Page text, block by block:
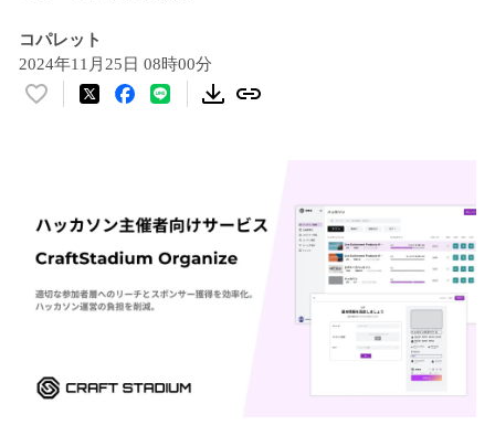
コパレット
2024年11月25日 08時00分
い
を
み
込
み
す